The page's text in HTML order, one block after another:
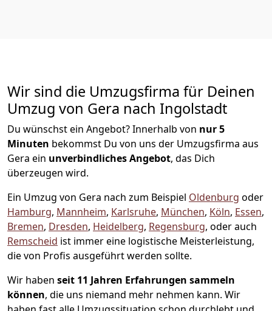
Wir sind die Umzugsfirma für Deinen
Umzug von Gera nach Ingolstadt
Du wünschst ein Angebot? Innerhalb von nur 5
Minuten bekommst Du von uns der Umzugsfirma aus
Gera ein unverbindliches Angebot, das Dich
überzeugen wird.
Ein Umzug von Gera nach zum Beispiel Oldenburg oder
Hamburg, Mannheim, Karlsruhe, München, Köln, Essen,
Bremen, Dresden, Heidelberg, Regensburg, oder auch
Remscheid ist immer eine logistische Meisterleistung,
die von Profis ausgeführt werden sollte.
Wir haben seit 11 Jahren Erfahrungen sammeln
können, die uns niemand mehr nehmen kann. Wir